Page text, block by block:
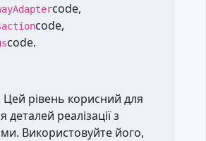
code,
code,
code.
Цей рівень корисний для
реалізації з
Використовуйте його,